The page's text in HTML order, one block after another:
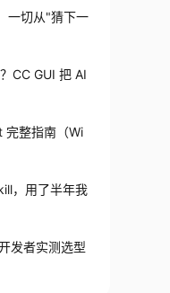
一切从"猜下一
CC GUI 把 AI
完整指南（Wi
，用了半年我
发者实测选型